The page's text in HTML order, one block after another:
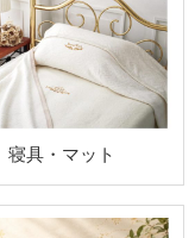
寝具・マット